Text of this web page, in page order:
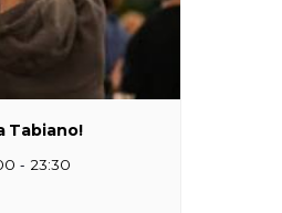
Tabiano!
- 23:30